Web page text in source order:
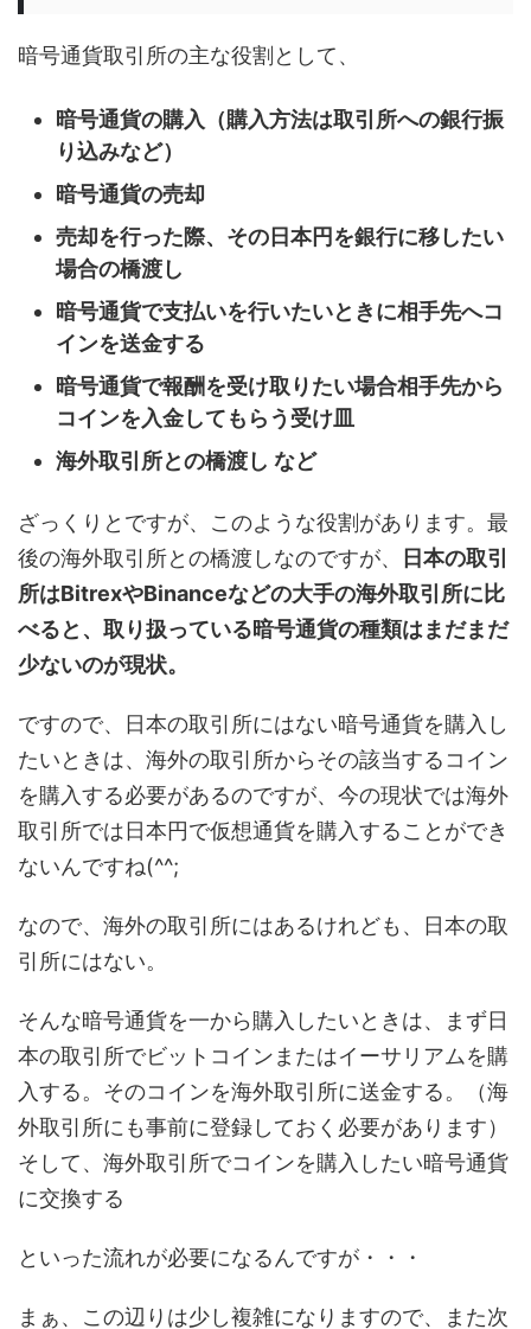
暗号通貨取引所の主な役割として、
暗号通貨の購入（購入方法は取引所への銀行振
り込みなど）
暗号通貨の売却
売却を行った際、その日本円を銀行に移したい
場合の橋渡し
暗号通貨で支払いを行いたいときに相手先へコ
インを送金する
暗号通貨で報酬を受け取りたい場合相手先から
コインを入金してもらう受け皿
海外取引所との橋渡し など
ざっくりとですが、このような役割があります。最
後の海外取引所との橋渡しなのですが、
日本の取引
所はBitrexやBinanceなどの大手の海外取引所に比
べると、取り扱っている暗号通貨の種類はまだまだ
少ないのが現状。
ですので、日本の取引所にはない暗号通貨を購入し
たいときは、海外の取引所からその該当するコイン
を購入する必要があるのですが、今の現状では海外
取引所では日本円で仮想通貨を購入することができ
ないんですね(^^;
なので、海外の取引所にはあるけれども、日本の取
引所にはない。
そんな暗号通貨を一から購入したいときは、まず日
本の取引所でビットコインまたはイーサリアムを購
入する。そのコインを海外取引所に送金する。（海
外取引所にも事前に登録しておく必要があります）
そして、海外取引所でコインを購入したい暗号通貨
に交換する
といった流れが必要になるんですが・・・
まぁ、この辺りは少し複雑になりますので、また次